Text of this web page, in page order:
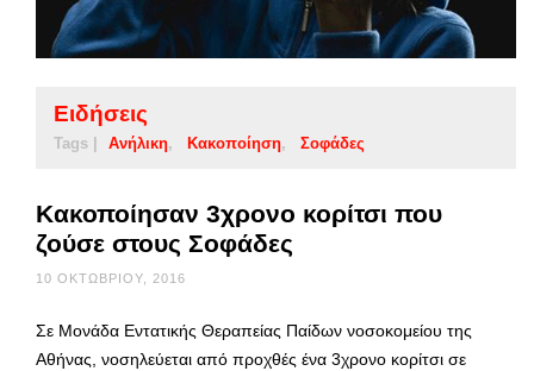
Ειδήσεις
Tags | Ανήλικη Κακοποίηση Σοφάδες
Κακοποίησαν 3χρονο κορίτσι που
ζούσε στους Σοφάδες
10 ΟΚΤΩΒΡΊΟΥ, 2016
Σε Μονάδα Εντατικής Θεραπείας Παίδων νοσοκομείου της
Αθήνας, νοσηλεύεται από προχθές ένα 3χρονο κορίτσι σε